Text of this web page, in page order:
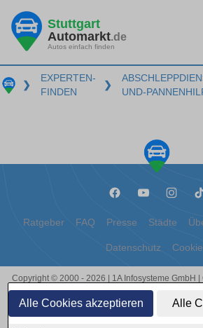
Alle Cookies akzeptieren Alle
Stuttgart
Automarkt.de
Autos einfach finden
❯
EXPERTEN-
FINDEN
❯
UND-
Ratgeber FAQ Presse Städte
Datenschutz
Copyright © 2000 - 2026 | 1A Infosysteme GmbH
07.08.2026